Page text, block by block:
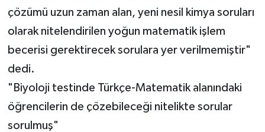
çözümü uzun zaman alan, yeni nesil kimya soruları
olarak nitelendirilen yoğun matematik işlem
becerisi gerektirecek sorulara yer verilmemiştir"
dedi.
"Biyoloji testinde Türkçe-Matematik alanındaki
öğrencilerin de çözebileceği nitelikte sorular
sorulmuş"